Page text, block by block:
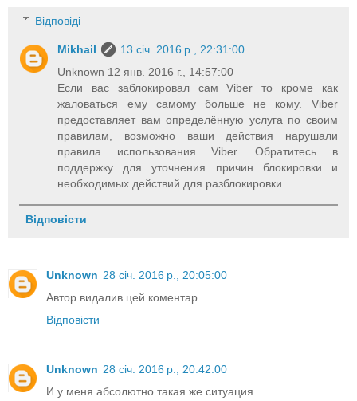
Відповіді
Mikhail
13 січ. 2016 р., 22:31:00
Unknown 12 янв. 2016 г., 14:57:00
Если вас заблокировал сам Viber то кроме как
жаловаться ему самому больше не кому. Viber
предоставляет вам определённую услуга по своим
правилам, возможно ваши действия нарушали
правила использования Viber. Обратитесь в
поддержку для уточнения причин блокировки и
необходимых действий для разблокировки.
Відповісти
Unknown 28 січ. 2016 р., 20:05:00
Автор видалив цей коментар.
Відповісти
Unknown 28 січ. 2016 р., 20:42:00
И у меня абсолютно такая же ситуация